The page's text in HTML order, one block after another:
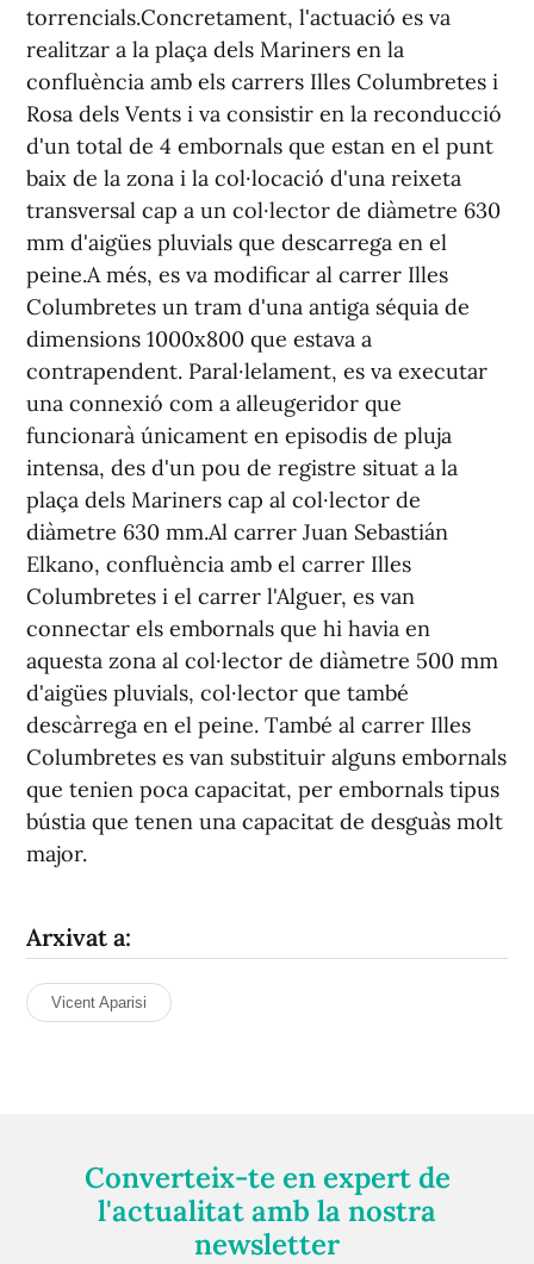
torrencials.Concretament, l'actuació es va
realitzar a la plaça dels Mariners en la
confluència amb els carrers Illes Columbretes i
Rosa dels Vents i va consistir en la reconducció
d'un total de 4 embornals que estan en el punt
baix de la zona i la col·locació d'una reixeta
transversal cap a un col·lector de diàmetre 630
mm d'aigües pluvials que descarrega en el
peine.A més, es va modificar al carrer Illes
Columbretes un tram d'una antiga séquia de
dimensions 1000x800 que estava a
contrapendent. Paral·lelament, es va executar
una connexió com a alleugeridor que
funcionarà únicament en episodis de pluja
intensa, des d'un pou de registre situat a la
plaça dels Mariners cap al col·lector de
diàmetre 630 mm.Al carrer Juan Sebastián
Elkano, confluència amb el carrer Illes
Columbretes i el carrer l'Alguer, es van
connectar els embornals que hi havia en
aquesta zona al col·lector de diàmetre 500 mm
d'aigües pluvials, col·lector que també
descàrrega en el peine. També al carrer Illes
Columbretes es van substituir alguns embornals
que tenien poca capacitat, per embornals tipus
bústia que tenen una capacitat de desguàs molt
major.
Arxivat a:
Vicent Aparisi
Converteix-te en expert de
l'actualitat amb la nostra
newsletter